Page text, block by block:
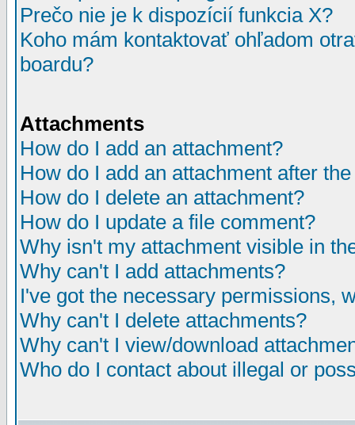
Prečo nie je k dispozícií funkcia X?
Koho mám kontaktovať ohľadom
boardu?
Attachments
How do I add an attachment?
How do I add an attachment after
How do I delete an attachment?
How do I update a file comment?
Why isn't my attachment visible in
Why can't I add attachments?
I've got the necessary permissions,
Why can't I delete attachments?
Why can't I view/download
Who do I contact about illegal or